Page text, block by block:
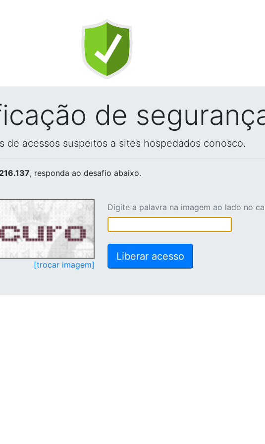
de
de acessos suspeitos a sites hospedados conosco.
, responda ao desafio abaixo.
[trocar imagem]
Digite a palavra na imagem ao lado no